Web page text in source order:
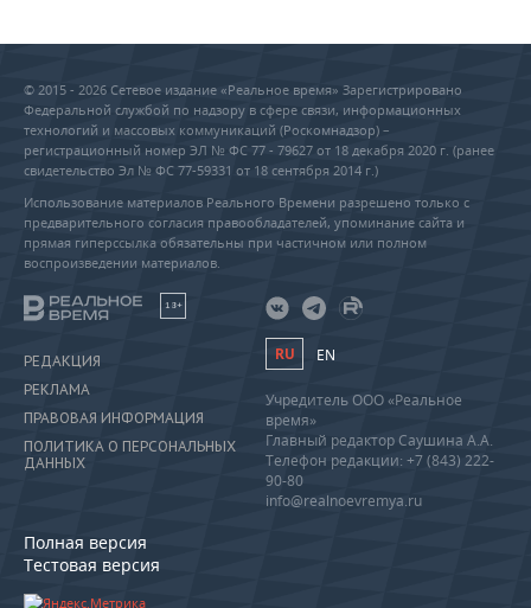
© 2015 - 2026 Сетевое издание «Реальное время» Зарегистрировано
Федеральной службой по надзору в сфере связи, информационных
технологий и массовых коммуникаций (Роскомнадзор) –
регистрационный номер ЭЛ № ФС 77 - 79627 от 18 декабря 2020 г. (ранее
свидетельство Эл № ФС 77-59331 от 18 сентября 2014 г.)
Использование материалов Реального Времени разрешено только с
предварительного согласия правообладателей, упоминание сайта и
прямая гиперссылка обязательны при частичном или полном
воспроизведении материалов.
18+
РЕДАКЦИЯ
РЕКЛАМА
ПРАВОВАЯ ИНФОРМАЦИЯ
ПОЛИТИКА О ПЕРСОНАЛЬНЫХ
ДАННЫХ
Полная версия
Тестовая версия
RU EN
Учредитель ООО «Реальное
время»
Главный редактор Саушина А.А.
Телефон редакции: +7 (843) 222-
90-80
info@realnoevremya.ru